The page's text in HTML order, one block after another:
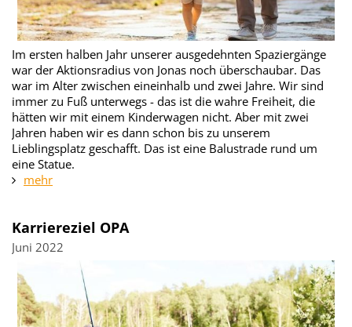
Im ersten halben Jahr unserer ausgedehnten Spaziergänge
war der Aktionsradius von Jonas noch überschaubar. Das
war im Alter zwischen eineinhalb und zwei Jahre. Wir sind
immer zu Fuß unterwegs - das ist die wahre Freiheit, die
hätten wir mit einem Kinderwagen nicht. Aber mit zwei
Jahren haben wir es dann schon bis zu unserem
Lieblingsplatz geschafft. Das ist eine Balustrade rund um
eine Statue.
mehr
Karriereziel OPA
Juni 2022